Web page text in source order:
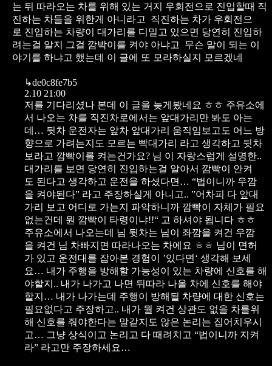
는 뒤 따라오는 차를 위해 있는 거지
우회전으로 진입할때 직
진하는 차들을 위한게 아니라고
직진하는 차가 우회전으
로 진입하는 차량이 대가리를 디밀고 있으면 당연히 진입하
려는걸 알지 그걸 깜박이를 켜야 아냐고
무슨 말이 되는 이
야기를 하냐고 했는데 이 글에 또 모라하실지 모르겠네
↳de0c8fe7b5
2.10 21:00
저를 기다리셨나 본데 이 글을 늦게봤네요 ㅎㅎ 주유소에
서 나오는 차를 직진차로에서는 앞대가리만 봐도 아는
데… 뒷차 운전자는 앞차 앞대가리 움직임보고도 어느 방
향으로 가려는지도 모르는 빡대가리 라고 생각하고 뒷차
보라고 깜빡이를 켜는건가요? 님 이 자랑스럽게 설명한..
대가리를 보면 당연히 진입하는걸 알아서 깜빡이 안켜
도 된다고 생각하고 운전을 하셨다면… “법이니까 우깜
을 켜야된다” 라고 주장하실게 아니고.. ”어차피 다 앞대
가리 보고 어디로 가는지 파악하니까 깜빡이 자체가 필요
없는건데 뭔 깜빡이 타령이냐!!“ 고 하셔야 됩니다 ㅎㅎ
주유소에서 나오는데 님 뒷차는 님이 좌깜을 켜건 우깜
을 켜건 님 차빠지면 따라나오는 차에요 ㅎㅎ 님이 면허
가 있고 운전대를 잡아본 경험이
’있다면‘ 생각해 보세
요… 내가 주행을 방해할 가능성이 있는 차량에 신호를 해
야할지.. 내가 나가고 나면 뒤따라 나올 차에 신호를 해야
할지… 내가 나가는데 주행이 방해될 차량에 대한 신호는
필요없다고 주장하고.. 내가 뭘 켜건 상관도 없을 차를위
해 신호를 줘야한다는 말같지도 않은 논리는 집어치우시
고… 그냥 상식이고 논리고 다 때려치고 “법이니까 지켜
라” 라고만 주장하세요…